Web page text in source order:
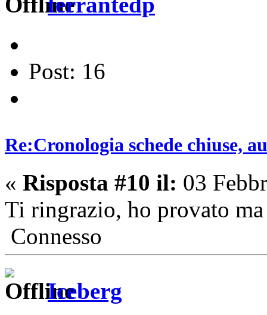
Post: 16
Re:Cronologia schede chiuse,
« Risposta #10 il: 03
Ti ringrazio, ho provato
Connesso
Iceberg